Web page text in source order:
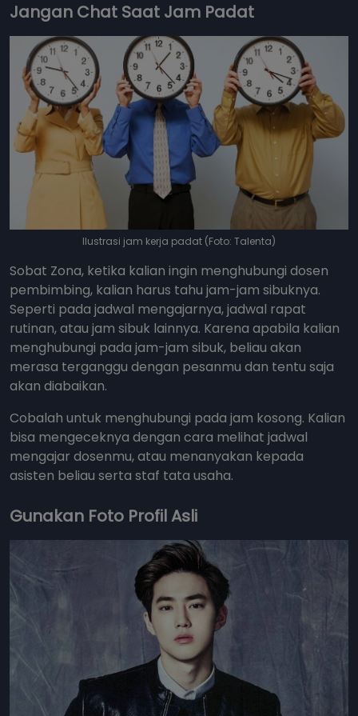
Jangan Chat Saat Jam Padat
Ilustrasi jam kerja padat (Foto: Talenta)
Sobat Zona, ketika kalian ingin menghubungi dosen
pembimbing, kalian harus tahu jam-jam sibuknya.
Seperti pada jadwal mengajarnya, jadwal rapat
rutinan, atau jam sibuk lainnya. Karena apabila kalian
menghubungi pada jam-jam sibuk, beliau akan
merasa terganggu dengan pesanmu dan tentu saja
akan diabaikan.
Cobalah untuk menghubungi pada jam kosong. Kalian
bisa mengeceknya dengan cara melihat jadwal
mengajar dosenmu, atau menanyakan kepada
asisten beliau serta staf tata usaha.
Gunakan Foto Profil Asli